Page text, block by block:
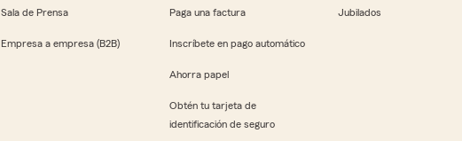
Sala de Prensa
Empresa a empresa (B2B)
Paga una factura
Inscríbete en pago automático
Ahorra papel
Obtén tu tarjeta de
identificación de seguro
Jubilados